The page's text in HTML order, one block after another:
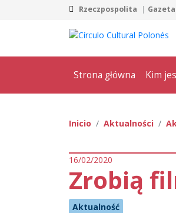
Rzeczpospolita
Strona główna Kim
Inicio Aktualności
16/02/2020
Zrobią
Aktualność